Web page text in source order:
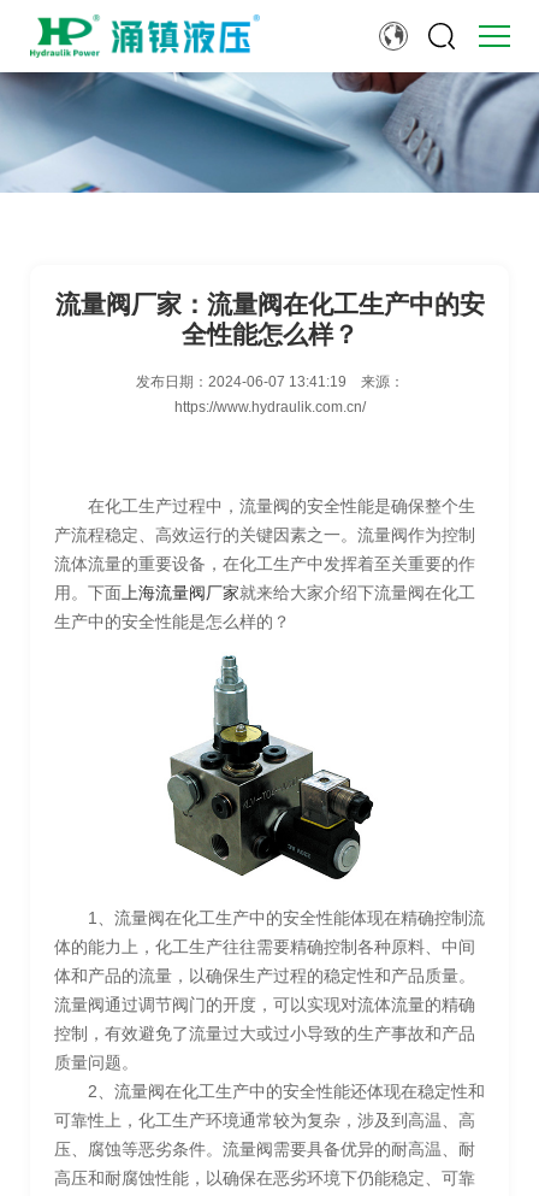
流量阀厂家：流量阀在化工生产中的安
全性能怎么样？
发布日期： 2024-06-07 13:41:19
来源：
https://www.hydraulik.com.cn/
在化工生产过程中，流量阀的安全性能是确保整个生
产流程稳定、高效运行的关键因素之一。流量阀作为控制
流体流量的重要设备，在化工生产中发挥着至关重要的作
用。下面 上海流量阀厂家就来给大家介绍下流量阀在化工
生产中的安全性能是怎么样的？
1、流量阀在化工生产中的安全性能体现在精确控制流
体的能力上，化工生产往往需要精确控制各种原料、中间
体和产品的流量，以确保生产过程的稳定性和产品质量。
流量阀通过调节阀门的开度，可以实现对流体流量的精确
控制，有效避免了流量过大或过小导致的生产事故和产品
质量问题。
2、流量阀在化工生产中的安全性能还体现在稳定性和
可靠性上，化工生产环境通常较为复杂，涉及到高温、高
压、腐蚀等恶劣条件。流量阀需要具备优异的耐高温、耐
高压和耐腐蚀性能，以确保在恶劣环境下仍能稳定、可靠